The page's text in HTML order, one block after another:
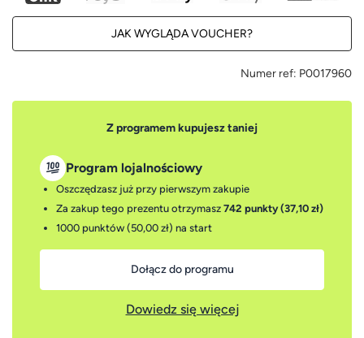
JAK WYGLĄDA VOUCHER?
Numer ref: P0017960
Z programem kupujesz taniej
Program lojalnościowy
Oszczędzasz już przy pierwszym zakupie
Za zakup tego prezentu otrzymasz 742 punkty (37,10 zł)
1000 punktów (50,00 zł) na start
Dołącz do programu
Dowiedz się więcej